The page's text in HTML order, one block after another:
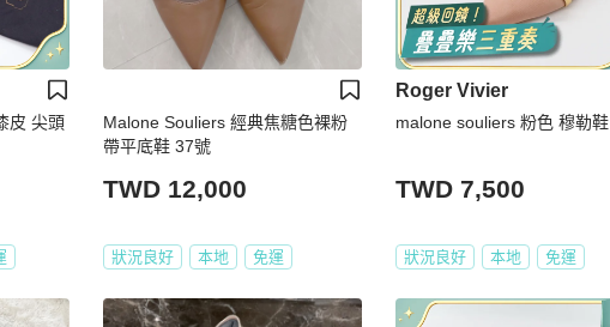
皮 尖頭
Malone Souliers 經典焦糖色裸粉
帶平底鞋 37號
TWD 12,000
狀況良好 本地 免運
Roger Vivier
malone souliers 粉色 穆勒鞋
TWD 7,500
狀況良好 本地 免運